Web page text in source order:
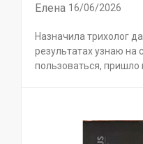
Елена 16/06/2026
Назначила трихолог
результатах узнаю
пользоваться, пришло